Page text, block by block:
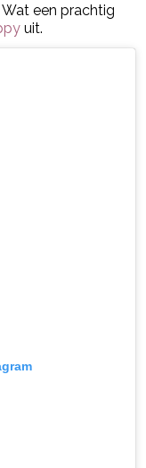
Wat een prachtig
uit.